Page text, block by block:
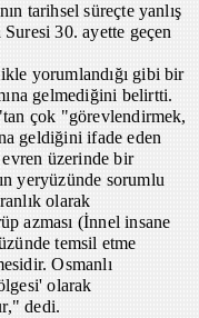
tarihsel süreçte yanlış
Suresi 30. ayette geçen
yorumlandığı gibi bir
gelmediğini belirtti.
çok "görevlendirmek,
geldiğini ifade eden
üzerinde bir
yeryüzünde sorumlu
olarak
azması (İnnel insane
temsil etme
Osmanlı
olarak
dedi.